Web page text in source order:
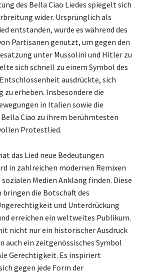
des Bella Ciao Liedes spiegelt sich
wider. Ursprünglich als
entstanden, wurde es während des
Partisanen genutzt, um gegen den
unter Mussolini und Hitler zu
sich schnell zu einem Symbol des
ausdrückte, sich
zu erheben. Insbesondere die
in Italien sowie die
Ciao zu ihrem berühmtesten
Protestlied.
das Lied neue Bedeutungen
in zahlreichen modernen Remixen
Medien Anklang finden. Diese
die Botschaft des
und Unterdrückung
erreichen ein weltweites Publikum.
nicht nur ein historischer Ausdruck
auch ein zeitgenössisches Symbol
Gerechtigkeit. Es inspiriert
gegen jede Form der